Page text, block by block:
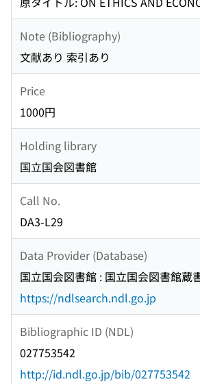
Note (Bibliography)
文献あり 索引あり
Price
1000円
Holding library
国立国会図書館
Call No.
DA3-L29
Data Provider (Database)
国立国会図書館 : 国立国会図書館蔵
https://ndlsearch.ndl.go.jp
Bibliographic ID (NDL)
027753542
http://id.ndl.go.jp/bib/027753542